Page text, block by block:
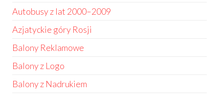
Autobusy z lat 2000–2009
Azjatyckie góry Rosji
Balony Reklamowe
Balony z Logo
Balony z Nadrukiem